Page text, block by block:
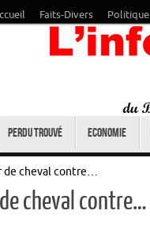
Faits-Divers Politique
Perdu trouvé Economie
de cheval contre…
cheval contre…